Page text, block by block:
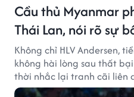
Cầu thủ Myanmar
Thái Lan, nói rõ sự
Không chỉ HLV Andersen,
không hài lòng sau thất
thời nhắc lại tranh cãi liên
Ohashi.